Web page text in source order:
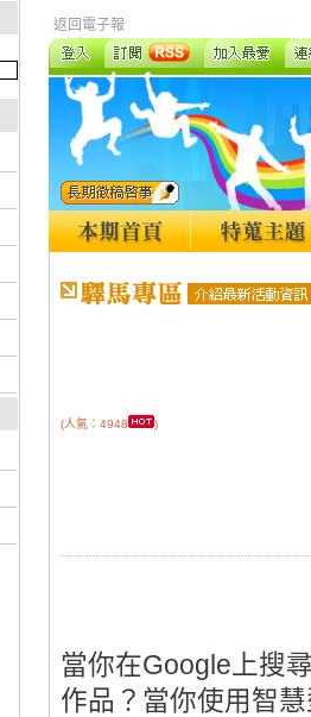
返回電子報
(人氣：4948 )
當你在Google上搜
作品？當你使用智